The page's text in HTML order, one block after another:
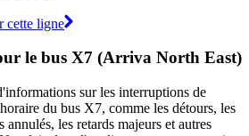
cette ligne
le bus X7 (Arriva North East)
sur les interruptions de
du bus X7, comme les détours, les
annulés, les retards majeurs et autres